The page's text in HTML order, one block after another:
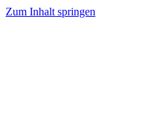
Zum Inhalt springen